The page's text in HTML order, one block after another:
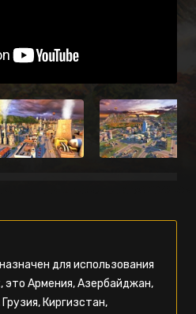
для использования
Армения, Азербайджан,
Киргизстан,